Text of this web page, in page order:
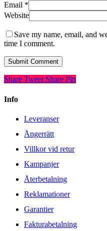
Email *
Website
Save my name, email, and
time I comment.
Share Tweet Share Pin
Info
Leveranser
Ångerrätt
Villkor vid retur
Kampanjer
Återbetalning
Reklamationer
Garantier
Fakturabetalning